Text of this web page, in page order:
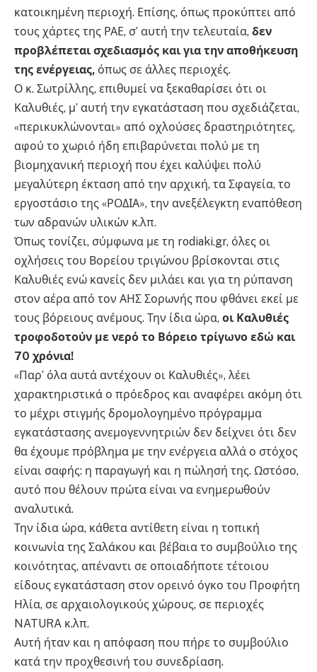
κατοικημένη περιοχή. Επίσης, όπως προκύπτει από
τους χάρτες της ΡΑΕ, σ’ αυτή την τελευταία, δεν
προβλέπεται σχεδιασμός και για την αποθήκευση
της ενέργειας, όπως σε άλλες περιοχές.
Ο κ. Σωτρίλλης, επιθυμεί να ξεκαθαρίσει ότι οι
Καλυθιές, μ’ αυτή την εγκατάσταση που σχεδιάζεται,
«περικυκλώνονται» από οχλούσες δραστηριότητες,
αφού το χωριό ήδη επιβαρύνεται πολύ με τη
βιομηχανική περιοχή που έχει καλύψει πολύ
μεγαλύτερη έκταση από την αρχική, τα Σφαγεία, το
εργοστάσιο της «ΡΟΔΙΑ», την ανεξέλεγκτη εναπόθεση
των αδρανών υλικών κ.λπ.
Όπως τονίζει, σύμφωνα με τη rodiaki.gr, όλες οι
οχλήσεις του Βορείου τριγώνου βρίσκονται στις
Καλυθιές ενώ κανείς δεν μιλάει και για τη ρύπανση
στον αέρα από τον ΑΗΣ Σορωνής που φθάνει εκεί με
τους βόρειους ανέμους. Την ίδια ώρα, οι Καλυθιές
τροφοδοτούν με νερό το Βόρειο τρίγωνο εδώ και
70 χρόνια!
«Παρ’ όλα αυτά αντέχουν οι Καλυθιές», λέει
χαρακτηριστικά ο πρόεδρος και αναφέρει ακόμη ότι
το μέχρι στιγμής δρομολογημένο πρόγραμμα
εγκατάστασης ανεμογεννητριών δεν δείχνει ότι δεν
θα έχουμε πρόβλημα με την ενέργεια αλλά ο στόχος
είναι σαφής: η παραγωγή και η πώλησή της. Ωστόσο,
αυτό που θέλουν πρώτα είναι να ενημερωθούν
αναλυτικά.
Την ίδια ώρα, κάθετα αντίθετη είναι η τοπική
κοινωνία της Σαλάκου και βέβαια το συμβούλιο της
κοινότητας, απέναντι σε οποιαδήποτε τέτοιου
είδους εγκατάσταση στον ορεινό όγκο του Προφήτη
Ηλία, σε αρχαιολογικούς χώρους, σε περιοχές
NATURA κ.λπ.
Αυτή ήταν και η απόφαση που πήρε το συμβούλιο
κατά την προχθεσινή του συνεδρίαση.